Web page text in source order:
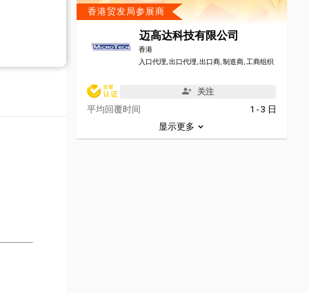
香港贸发局参展商
迈高达科技有限公司
香港
入口代理, 出口代理, 出口商, 制造商, 工商组织
关注
平均回覆时间
1 - 3 日
显示更多